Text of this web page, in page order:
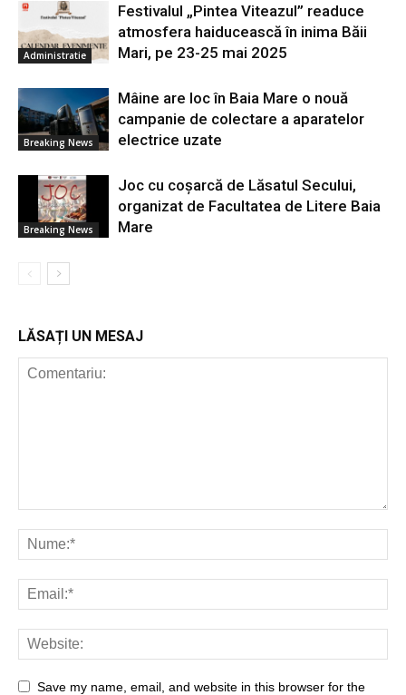
Administratie
Festivalul „Pintea Viteazul” readuce
atmosfera haiducească în inima Băii
Mari, pe 23-25 mai 2025
Breaking News
Mâine are loc în Baia Mare o nouă
campanie de colectare a aparatelor
electrice uzate
Breaking News
Joc cu coșarcă de Lăsatul Secului,
organizat de Facultatea de Litere Baia
Mare
LĂSAȚI UN MESAJ
Save my name, email, and website in this browser for the